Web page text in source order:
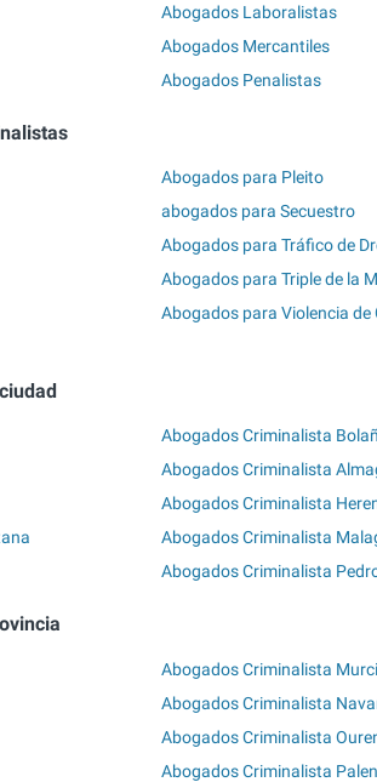
Abogados Laboralistas
Abogados Mercantiles
Abogados Penalistas
Abogados para Pleito
abogados para Secuestro
Abogados para Tráfico de
Abogados para Triple de la
Abogados para Violencia de
Abogados Criminalista
Abogados Criminalista
Abogados Criminalista
Abogados Criminalista
Abogados Criminalista
Abogados Criminalista
Abogados Criminalista
Abogados Criminalista
Abogados Criminalista